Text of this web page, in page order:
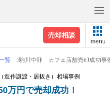
売却相談
menu
覧 駒川中野 カフェ店舗売却成功事
作譲渡・居抜き）相場事例
万円で売却成功！